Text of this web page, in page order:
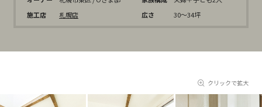
施工店
札幌店 広さ 30〜34坪
クリックで拡大